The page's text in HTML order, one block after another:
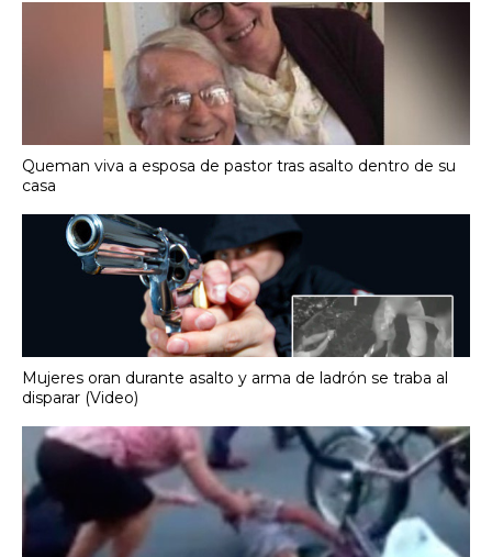
Queman viva a esposa de pastor tras asalto dentro de su
casa
Mujeres oran durante asalto y arma de ladrón se traba al
disparar (Video)